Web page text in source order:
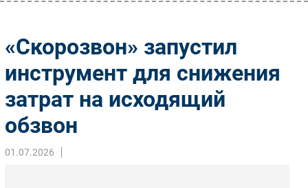
Импорто­замещение
Автоматизация Промышленности
Интернет
Мобильная связь
Фиксированная связь
Интеграция
«Скорозвон» запустил
инструмент для снижения
затрат на исходящий
обзвон
01.07.2026